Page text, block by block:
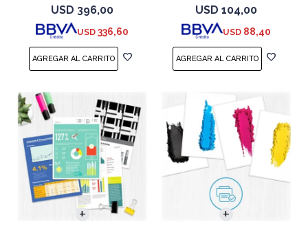
(CF237A) - para LaserJet
Managed MFP E62555;
LaserJet Managed Flow MFP
USD 396,00
USD 336,60
(CF510A) - para Color
LaserJet Pro M154a, M154nw,
MFP M180n, MFP M180n
USD 104,00
USD 88,40